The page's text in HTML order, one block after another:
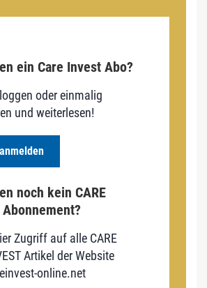
ein Care Invest Abo?
oder einmalig
und weiterlesen!
noch kein CARE
Abonnement?
Zugriff auf alle CARE
Artikel der Website
online.net